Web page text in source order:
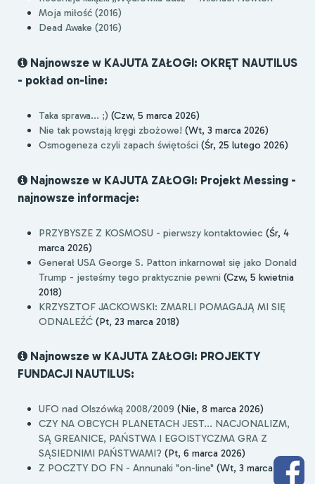
Moja miłość (2016)
Dead Awake (2016)
Najnowsze w KAJUTA ZAŁOGI: OKRĘT NAUTILUS
- pokład on-line:
Taka sprawa... ;) (Czw, 5 marca 2026)
Nie tak powstają kręgi zbożowe! (Wt, 3 marca 2026)
Osmogeneza czyli zapach świętości (Śr, 25 lutego 2026)
Najnowsze w KAJUTA ZAŁOGI: Projekt Messing -
najnowsze informacje:
PRZYBYSZE Z KOSMOSU - pierwszy kontaktowiec (Śr, 4
marca 2026)
Generał USA George S. Patton inkarnował się jako Donald
Trump - jesteśmy tego praktycznie pewni (Czw, 5 kwietnia
2018)
KRZYSZTOF JACKOWSKI: ZMARLI POMAGAJĄ MI SIĘ
ODNALEŹĆ (Pt, 23 marca 2018)
Najnowsze w KAJUTA ZAŁOGI: PROJEKTY
FUNDACJI NAUTILUS:
UFO nad Olszówką 2008/2009 (Nie, 8 marca 2026)
CZY NA OBCYCH PLANETACH JEST... NACJONALIZM,
SĄ GREANICE, PAŃSTWA I EGOISTYCZMA GRA Z
SĄSIEDNIMI PAŃSTWAMI? (Pt, 6 marca 2026)
Z POCZTY DO FN - Annunaki "on-line" (Wt, 3 marca 2026)